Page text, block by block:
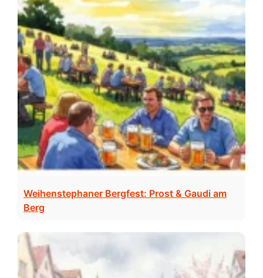
Weihenstephaner Bergfest: Prost & Gaudi am
Berg